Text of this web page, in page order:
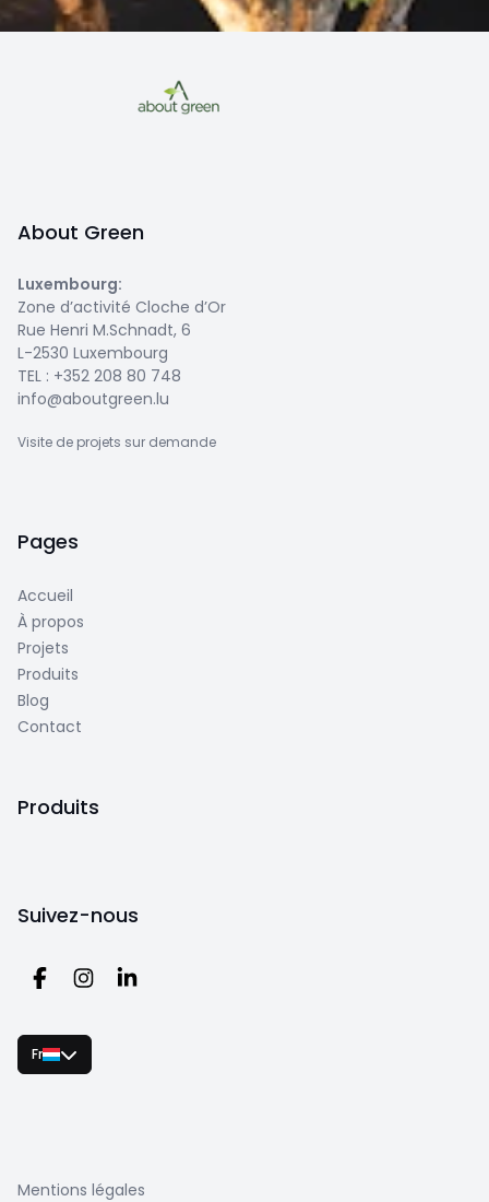
About Green
Luxembourg:
Zone d’activité Cloche d’Or
Rue Henri M.Schnadt, 6
L-2530 Luxembourg
TEL : +352 208 80 748
info@aboutgreen.lu
Visite de projets sur demande
Pages
Accueil
À propos
Projets
Produits
Blog
Contact
Produits
Suivez-nous
Fr
Mentions légales